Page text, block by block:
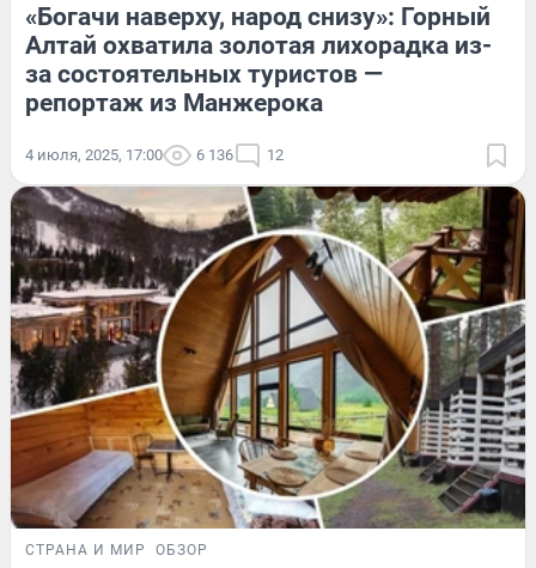
«Богачи наверху, народ снизу»: Горный
Алтай охватила золотая лихорадка из-
за состоятельных туристов —
репортаж из Манжерока
4 июля, 2025, 17:00 6 136 12
СТРАНА И МИР ОБЗОР